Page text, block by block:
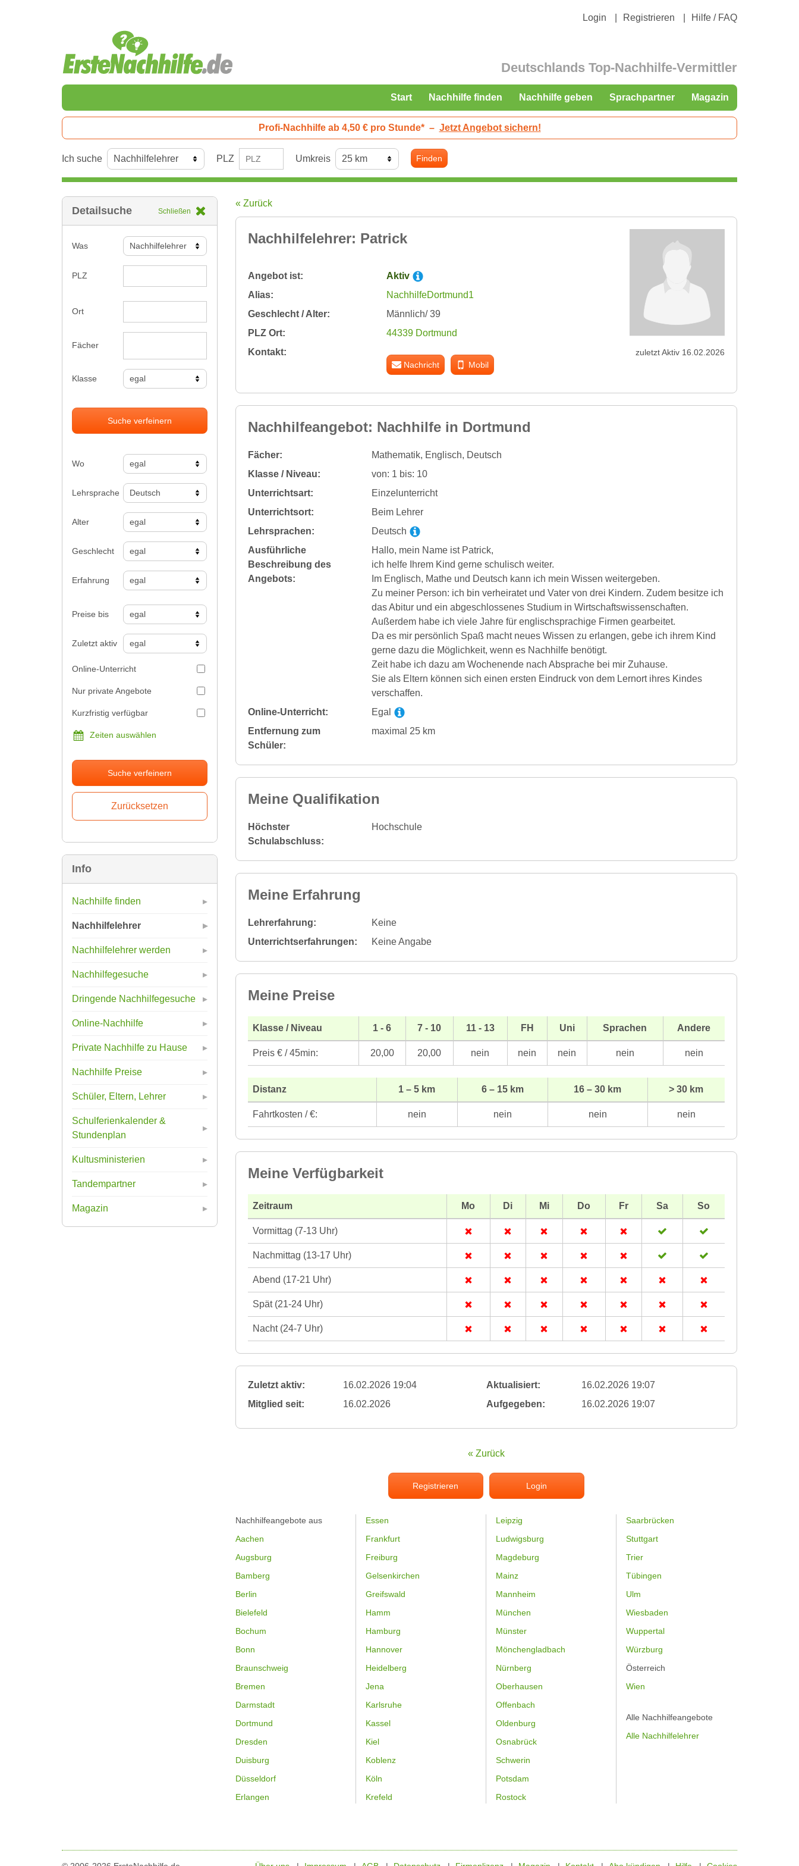
Login Registrieren Hilfe / FAQ
Deutschlands Top-Nachhilfe-Vermittler
Start Nachhilfe finden Nachhilfe geben Sprachpartner Magazin
Profi-Nachhilfe ab 4,50 € pro Stunde* – Jetzt Angebot sichern!
Ich suche PLZ Umkreis Finden
Detailsuche Schließen
Was
PLZ
Ort
Fächer
Klasse
Suche verfeinern
Wo
Lehrsprache
Alter
Geschlecht
Erfahrung
Preise bis
Zuletzt aktiv
Online-Unterricht
Nur private Angebote
Kurzfristig verfügbar
Zeiten auswählen
Suche verfeinern
Info
Nachhilfe finden
Nachhilfelehrer
Nachhilfelehrer werden
Nachhilfegesuche
Dringende Nachhilfegesuche
Online-Nachhilfe
Private Nachhilfe zu Hause
Nachhilfe Preise
Schüler, Eltern, Lehrer
Schulferienkalender &
Stundenplan
Kultusministerien
Tandempartner
Magazin
« Zurück
Nachhilfelehrer: Patrick
Angebot ist:
Aktiv
Alias:
NachhilfeDortmund1
Geschlecht / Alter:
Männlich/ 39
PLZ Ort:
44339 Dortmund
Kontakt:
Nachricht Mobil
zuletzt Aktiv 16.02.2026
Nachhilfeangebot: Nachhilfe in Dortmund
Fächer:
Mathematik, Englisch, Deutsch
Klasse / Niveau:
von: 1 bis: 10
Unterrichtsart:
Einzelunterricht
Unterrichtsort:
Beim Lehrer
Lehrsprachen:
Deutsch
Ausführliche
Beschreibung des
Angebots:
Hallo, mein Name ist Patrick,
ich helfe Ihrem Kind gerne schulisch weiter.
Im Englisch, Mathe und Deutsch kann ich mein Wissen weitergeben.
Zu meiner Person: ich bin verheiratet und Vater von drei Kindern. Zudem besitze ich
das Abitur und ein abgeschlossenes Studium in Wirtschaftswissenschaften.
Außerdem habe ich viele Jahre für englischsprachige Firmen gearbeitet.
Da es mir persönlich Spaß macht neues Wissen zu erlangen, gebe ich ihrem Kind
gerne dazu die Möglichkeit, wenn es Nachhilfe benötigt.
Zeit habe ich dazu am Wochenende nach Absprache bei mir Zuhause.
Sie als Eltern können sich einen ersten Eindruck von dem Lernort ihres Kindes
verschaffen.
Online-Unterricht:
Egal
Entfernung zum
Schüler:
maximal 25 km
Meine Qualifikation
Höchster
Schulabschluss:
Hochschule
Meine Erfahrung
Lehrerfahrung:
Keine
Unterrichtserfahrungen:
Keine Angabe
Meine Preise
Klasse / Niveau 1 - 6 7 - 10 11 - 13 FH Uni Sprachen Andere
Preis € / 45min: 20,00 20,00 nein nein nein nein nein
Distanz 1 – 5 km 6 – 15 km 16 – 30 km > 30 km
Fahrtkosten / €: nein nein nein nein
Meine Verfügbarkeit
Zeitraum Mo Di Mi Do Fr Sa So
Vormittag (7-13 Uhr)
Nachmittag (13-17 Uhr)
Abend (17-21 Uhr)
Spät (21-24 Uhr)
Nacht (24-7 Uhr)
Zuletzt aktiv: 16.02.2026 19:04 Aktualisiert:
16.02.2026 19:07
Mitglied seit:
16.02.2026 Aufgegeben: 16.02.2026 19:07
« Zurück
Registrieren Login
Nachhilfeangebote aus
Aachen
Augsburg
Bamberg
Berlin
Bielefeld
Bochum
Bonn
Braunschweig
Bremen
Darmstadt
Dortmund
Dresden
Duisburg
Düsseldorf
Erlangen
Essen
Frankfurt
Freiburg
Gelsenkirchen
Greifswald
Hamm
Hamburg
Hannover
Heidelberg
Jena
Karlsruhe
Kassel
Kiel
Koblenz
Köln
Krefeld
Leipzig
Ludwigsburg
Magdeburg
Mainz
Mannheim
München
Münster
Mönchengladbach
Nürnberg
Oberhausen
Offenbach
Oldenburg
Osnabrück
Schwerin
Potsdam
Rostock
Saarbrücken
Stuttgart
Trier
Tübingen
Ulm
Wiesbaden
Wuppertal
Würzburg
Österreich
Wien
Alle Nachhilfeangebote
Alle Nachhilfelehrer